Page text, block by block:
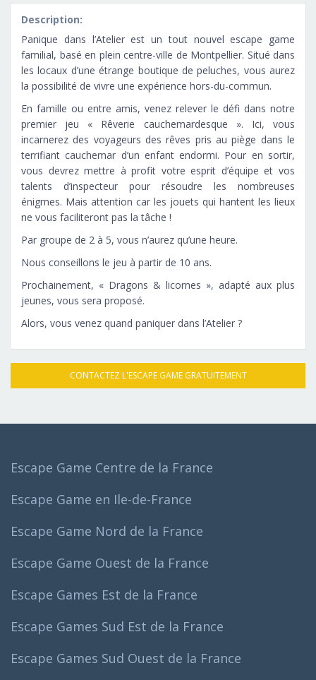
Description:
Panique dans l’Atelier est un tout nouvel escape game
familial, basé en plein centre-ville de Montpellier. Situé dans
les locaux d’une étrange boutique de peluches, vous aurez
la possibilité de vivre une expérience hors-du-commun.
En famille ou entre amis, venez relever le défi dans notre
premier jeu « Rêverie cauchemardesque ». Ici, vous
incarnerez des voyageurs des rêves pris au piège dans le
terrifiant cauchemar d’un enfant endormi. Pour en sortir,
vous devrez mettre à profit votre esprit d’équipe et vos
talents d’inspecteur pour résoudre les nombreuses
énigmes. Mais attention car les jouets qui hantent les lieux
ne vous faciliteront pas la tâche !
Par groupe de 2 à 5, vous n’aurez qu’une heure.
Nous conseillons le jeu à partir de 10 ans.
Prochainement, « Dragons & licornes », adapté aux plus
jeunes, vous sera proposé.
Alors, vous venez quand paniquer dans l’Atelier ?
CONTACTEZ L'ESCAPE GAME GRATUITEMENT
Escape Game Centre de la France
Escape Game en Ile-de-France
Escape Game Nord de la France
Escape Game Ouest de la France
Escape Games Est de la France
Escape Games Sud Est de la France
Escape Games Sud Ouest de la France